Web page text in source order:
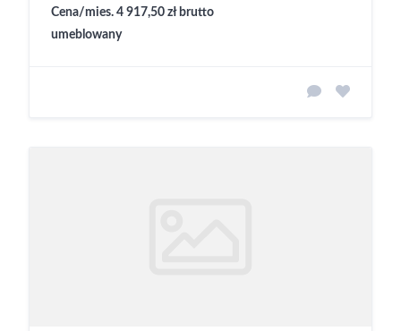
Cena/mies. 4 917,50 zł brutto
umeblowany